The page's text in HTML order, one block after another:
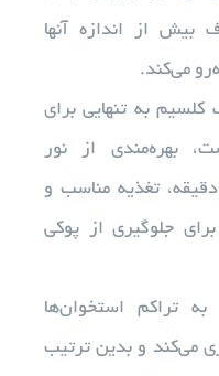
از اندازه آنها
می‌کند.
به تنهایی برای
بهره‌مندی از نور
خورشید به میزان حداقل 15 دقیقه، تغذیه مناسب و
جلوگیری از پوکی
تراکم استخوان‌ها
می‌کند و بدین ترتیب